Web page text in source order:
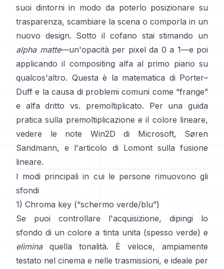
suoi dintorni in modo da poterlo posizionare su
trasparenza, scambiare la scena o comporla in un
nuovo design. Sotto il cofano stai stimando un
alpha matte—un'opacità per pixel da 0 a 1—e poi
applicando il compositing alfa al primo piano su
qualcos'altro. Questa è la matematica di Porter–
Duff e la causa di problemi comuni come “frange”
e alfa dritto vs. premoltiplicato. Per una guida
pratica sulla premoltiplicazione e il colore lineare,
vedere
le note Win2D di Microsoft,
Søren
Sandmann, e l'articolo di Lomont sulla fusione
lineare.
I modi principali in cui le persone rimuovono gli
sfondi
1) Chroma key (“schermo verde/blu”)
Se puoi controllare l'acquisizione, dipingi lo
sfondo di un colore a tinta unita (spesso verde) e
eliminaquella tonalità. È veloce, ampiamente
testato nel cinema e nelle trasmissioni, e ideale per